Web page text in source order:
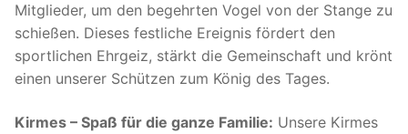
Mitglieder, um den begehrten Vogel von der Stange zu
schießen. Dieses festliche Ereignis fördert den
sportlichen Ehrgeiz, stärkt die Gemeinschaft und krönt
einen unserer Schützen zum König des Tages.
Kirmes – Spaß für die ganze Familie: Unsere Kirmes